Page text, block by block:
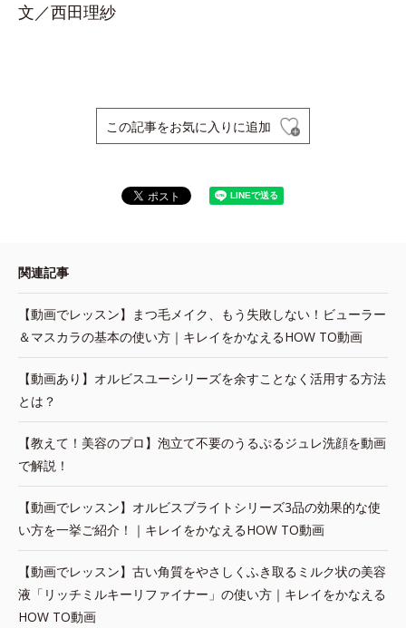
文／西田理紗
この記事をお気に入りに追加
関連記事
【動画でレッスン】まつ毛メイク、もう失敗しない！ビューラー
＆マスカラの基本の使い方｜キレイをかなえるHOW TO動画
【動画あり】オルビスユーシリーズを余すことなく活用する方法
とは？
【教えて！美容のプロ】泡立て不要のうるぷるジュレ洗顔を動画
で解説！
【動画でレッスン】オルビスブライトシリーズ3品の効果的な使
い方を一挙ご紹介！｜キレイをかなえるHOW TO動画
【動画でレッスン】古い角質をやさしくふき取るミルク状の美容
液「リッチミルキーリファイナー」の使い方｜キレイをかなえる
HOW TO動画